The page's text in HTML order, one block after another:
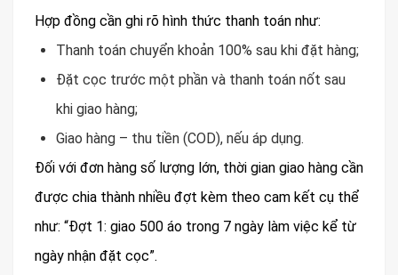
Hợp đồng cần ghi rõ hình thức thanh toán như:
Thanh toán chuyển khoản 100% sau khi đặt hàng;
Đặt cọc trước một phần và thanh toán nốt sau
khi giao hàng;
Giao hàng – thu tiền (COD), nếu áp dụng.
Đối với đơn hàng số lượng lớn, thời gian giao hàng cần
được chia thành nhiều đợt kèm theo cam kết cụ thể
như: “Đợt 1: giao 500 áo trong 7 ngày làm việc kể từ
ngày nhận đặt cọc”.